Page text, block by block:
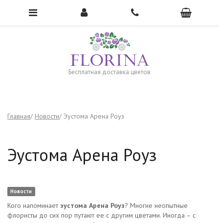
Бесплатная доставка цветов
Чтобы открыть меню, нажмите сюда →
Главная Новости Эустома Арена Роуз
Эустома Арена Роуз
Новости
Кого напоминает эустома Арена Роуз? Многие неопытные
флористы до сих пор путают ее с другим цветами. Иногда – с